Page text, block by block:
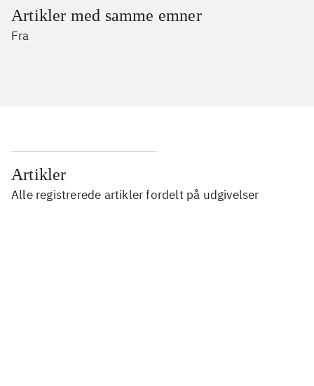
Artikler med samme emner
Fra
Artikler
Alle registrerede artikler fordelt på udgivelser